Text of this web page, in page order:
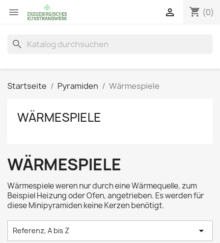
 shopping_cart (0)

search
Startseite Pyramiden Wärmespiele
WÄRMESPIELE
WÄRMESPIELE
Wärmespiele weren nur durch eine Wärmequelle, zum
Beispiel Heizung oder Ofen, angetrieben. Es werden für
diese Minipyramiden keine Kerzen benötigt.
Referenz, A bis Z 